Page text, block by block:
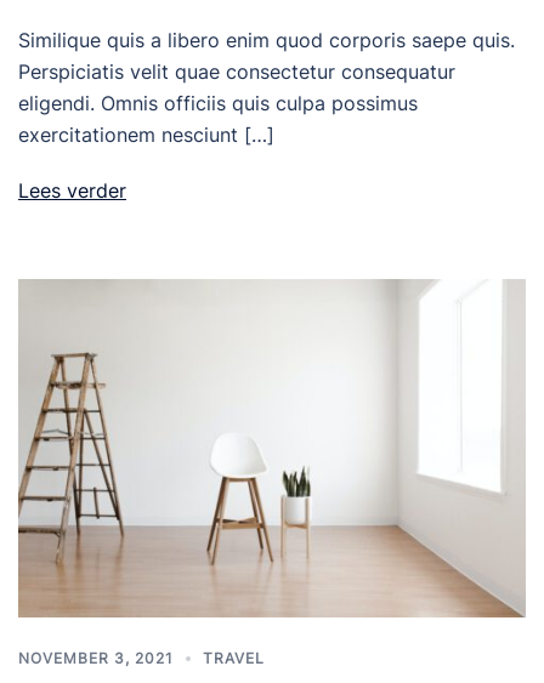
Similique quis a libero enim quod corporis saepe quis.
Perspiciatis velit quae consectetur consequatur
eligendi. Omnis officiis quis culpa possimus
exercitationem nesciunt […]
Lees verder
NOVEMBER 3, 2021 TRAVEL